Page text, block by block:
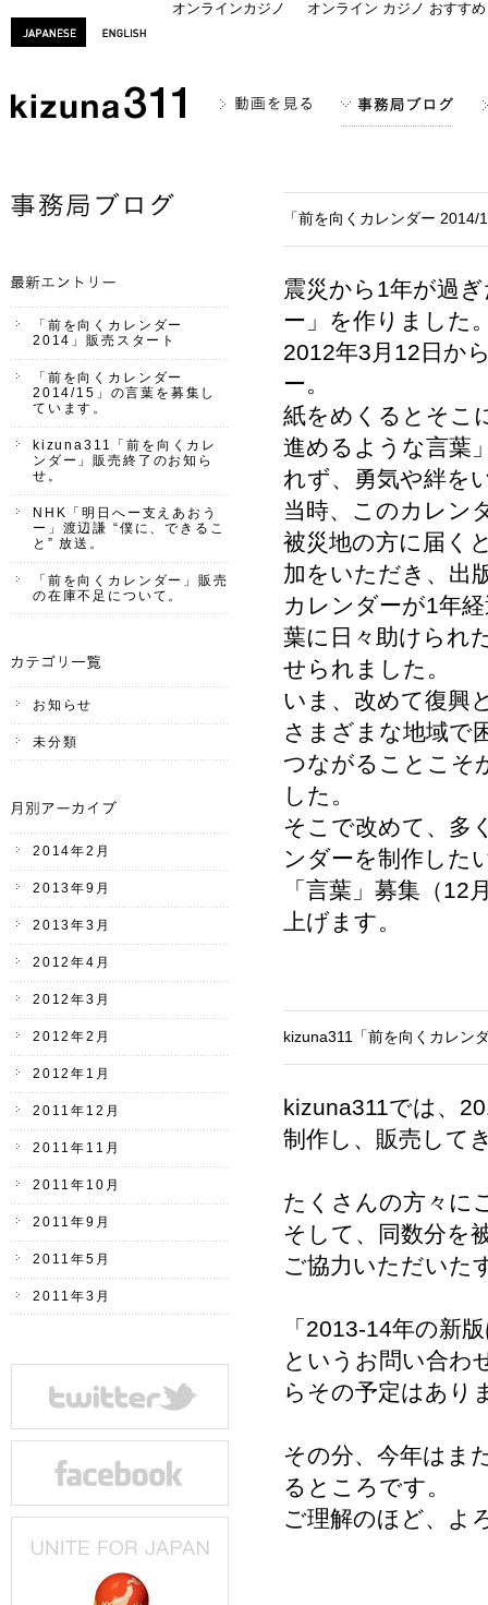
オンラインカジノ オンライン カジノ おすすめ
「前を向くカレンダー
震災から1年が過
ー」を作りました
2012年3月12日か
ー。
紙をめくるとそこ
進めるような言葉
れず、勇気や絆を
当時、このカレン
被災地の方に届く
加をいただき、出
カレンダーが1年
葉に日々助けられ
せられました。
いま、改めて復興
さまざまな地域で
つながることこそ
した。
そこで改めて、多
ンダーを制作した
「言葉」募集（
上げます。
kizuna311「前を向くカレン
kizuna311では、
制作し、販売して
たくさんの方々に
そして、同数分を
ご協力いただいた
「2013-14年の新
というお問い合わ
らその予定はあり
その分、今年はま
るところです。
ご理解のほど、よ
「前を向くカレンダー
2014」販売スタート
「前を向くカレンダー
2014/15」の言葉を募集し
ています。
kizuna311「前を向くカレ
ンダー」販売終了のお知ら
せ。
NHK「明日へー支えあおう
ー」渡辺謙 “僕に、できるこ
と” 放送。
「前を向くカレンダー」販売
の在庫不足について。
お知らせ
未分類
2014年2月
2013年9月
2013年3月
2012年4月
2012年3月
2012年2月
2012年1月
2011年12月
2011年11月
2011年10月
2011年9月
2011年5月
2011年3月